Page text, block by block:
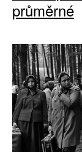
průměrné